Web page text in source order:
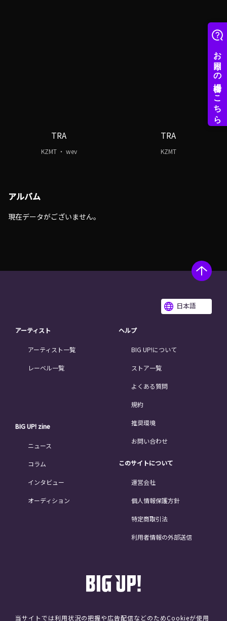
TRA
KZMT ・ wev
TRA
KZMT
アルバム
現在データがございません。
日本語
アーティスト
アーティスト一覧
レーベル一覧
BIG UP! zine
ニュース
コラム
インタビュー
オーディション
ヘルプ
BIG UP!について
ストア一覧
よくある質問
規約
推奨環境
お問い合わせ
このサイトについて
運営会社
個人情報保護方針
特定商取引法
利用者情報の外部送信
当サイトでは利用状況の把握や広告配信などのためCookieが使用